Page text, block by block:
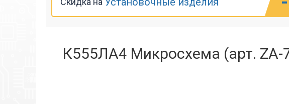
К555ЛА4 Микросхема (арт. ZA-